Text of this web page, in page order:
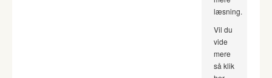
læsning.
Vil du
vide
mere
så klik